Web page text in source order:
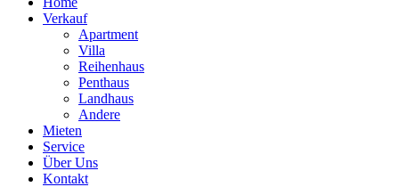
Verkauf
Apartment
Villa
Reihenhaus
Penthaus
Landhaus
Andere
Mieten
Service
Über Uns
Kontakt